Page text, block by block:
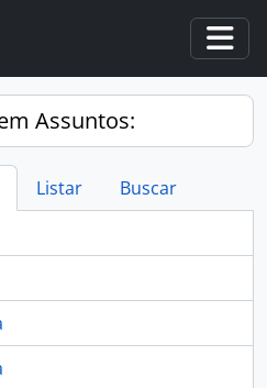
Assuntos:
Listar
Buscar